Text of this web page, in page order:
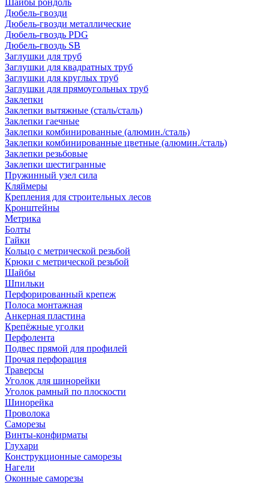
Шайбы рондоль
Дюбель-гвозди
Дюбель-гвозди металлические
Дюбель-гвоздь PDG
Дюбель-гвоздь SB
Заглушки для труб
Заглушки для квадратных труб
Заглушки для круглых труб
Заглушки для прямоугольных труб
Заклепки
Заклепки вытяжные (сталь/сталь)
Заклепки гаечные
Заклепки комбинированные (алюмин./сталь)
Заклепки комбинированные цветные (алюмин./сталь)
Заклепки резьбовые
Заклепки шестигранные
Пружинный узел сила
Кляймеры
Крепления для строительных лесов
Кронштейны
Метрика
Болты
Гайки
Кольцо с метрической резьбой
Крюки с метрической резьбой
Шайбы
Шпильки
Перфорированный крепеж
Полоса монтажная
Анкерная пластина
Крепёжные уголки
Перфолента
Подвес прямой для профилей
Прочая перфорация
Траверсы
Уголок для шинорейки
Уголок рамный по плоскости
Шинорейка
Проволока
Саморезы
Винты-конфирматы
Глухари
Конструкционные саморезы
Нагели
Оконные саморезы